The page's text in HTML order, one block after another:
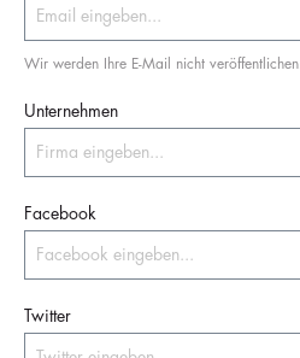
Wir werden Ihre E-Mail nicht veröffentlichen.
Unternehmen
Facebook
Twitter